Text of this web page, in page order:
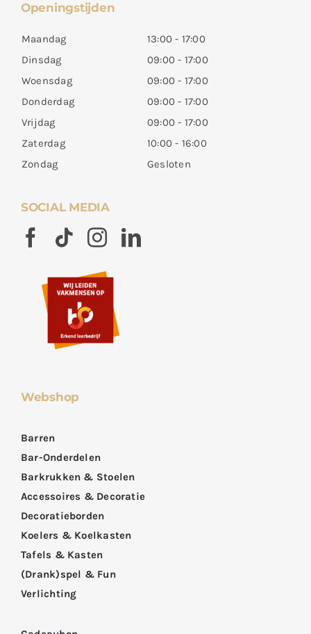
Openingstijden
Maandag
13:00 - 17:00
Dinsdag
09:00 - 17:00
Woensdag
09:00 - 17:00
Donderdag
09:00 - 17:00
Vrijdag
09:00 - 17:00
Zaterdag
10:00 - 16:00
Zondag
Gesloten
SOCIAL MEDIA
Webshop
Barren
Bar-Onderdelen
Barkrukken & Stoelen
Accessoires & Decoratie
Decoratieborden
Koelers & Koelkasten
Tafels & Kasten
(Drank)spel & Fun
Verlichting